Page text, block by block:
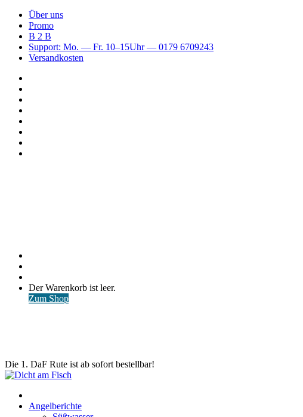
Über uns
Promo
B 2 B
Support: Mo. — Fr. 10–15Uhr — 0179 6709243
Versandkosten
Warenkorb
ansehen
Der Warenkorb ist leer.
Zum Shop
Die 1. DaF Rute ist ab sofort bestellbar!
Angelberichte